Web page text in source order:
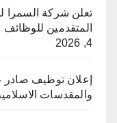
تعلن شركة السمرا
المتقدمين للوظائف
4, 2026
إعلان توظيف صادر
والمقدسات